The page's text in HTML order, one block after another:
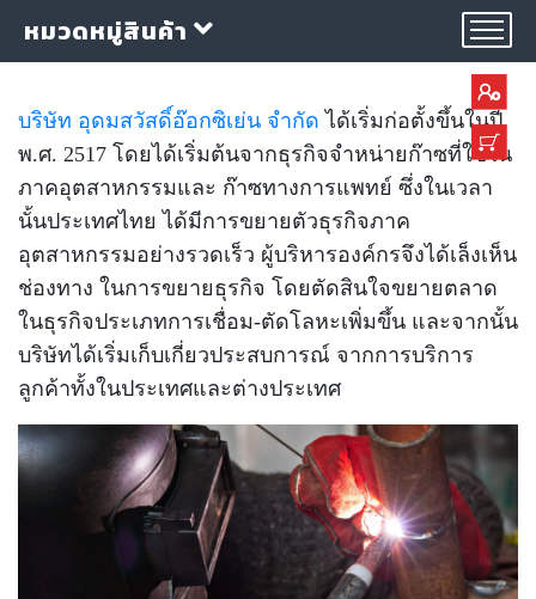
กลุ่ม
ลวด
เชื่อม
ใบ
ตัด
ใบ
เจียร
หมวดหมู่สินค้า
บริษัท อุดมสวัสดิ์อ๊อกซิเย่น จำกัด ได้เริ่มก่อตั้งขึ้นในปี
พ.ศ. 2517 โดยได้เริ่มต้นจากธุรกิจจำหน่ายก๊าซที่ใช้ใน
ภาคอุตสาหกรรมและ ก๊าซทางการแพทย์ ซึ่งในเวลา
นั้นประเทศไทย ได้มีการขยายตัวธุรกิจภาค
อุตสาหกรรมอย่างรวดเร็ว ผู้บริหารองค์กรจึงได้เล็งเห็น
ช่องทาง ในการขยายธุรกิจ โดยตัดสินใจขยายตลาด
ในธุรกิจประเภทการเชื่อม-ตัดโลหะเพิ่มขึ้น และจากนั้น
บริษัทได้เริ่มเก็บเกี่ยวประสบการณ์ จากการบริการ
ลูกค้าทั้งในประเทศและต่างประเทศ